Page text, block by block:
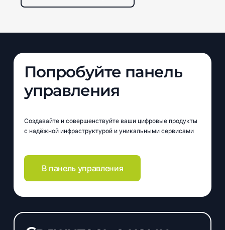
изменяющимся потребностям вашей организации.
Попробуйте панель
управления
Создавайте и совершенствуйте ваши цифровые продукты
с надёжной инфраструктурой и уникальными сервисами
В панель управления